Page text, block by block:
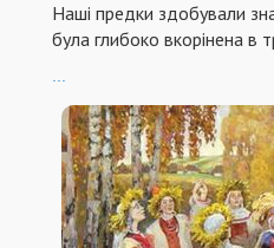
Наші предки здобували
була глибоко вкорінена в
...